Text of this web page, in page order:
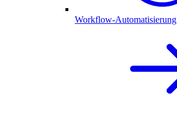
Workflow-Automatisierung